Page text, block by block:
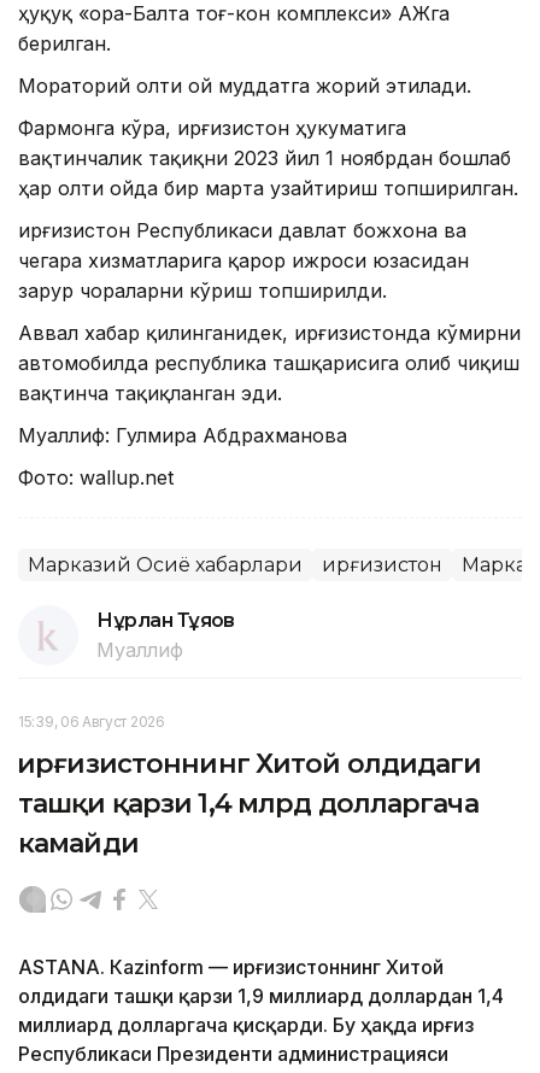
ҳуқуқ «Қора-Балта тоғ-кон комплекси» АЖга
берилган.
Мораторий олти ой муддатга жорий этилади.
Фармонга кўра, Қирғизистон ҳукуматига
вақтинчалик тақиқни 2023 йил 1 ноябрдан бошлаб
ҳар олти ойда бир марта узайтириш топширилган.
Қирғизистон Республикаси давлат божхона ва
чегара хизматларига қарор ижроси юзасидан
зарур чораларни кўриш топширилди.
Аввал хабар қилинганидек, Қирғизистонда кўмирни
автомобилда республика ташқарисига олиб чиқиш
вақтинча тақиқланган эди.
Муаллиф: Гулмира Абдрахманова
Фото: wallup.net
Марказий Осиё хабарлари Қирғизистон
Нұрлан Тұяқов
Муаллиф
15:39, 06 Август 2026
Қирғизистоннинг Хитой олдидаги
ташқи қарзи 1,4 млрд долларгача
камайди
ASTANА. Кazinform — Қирғизистоннинг Хитой
олдидаги ташқи қарзи 1,9 миллиард доллардан 1,4
миллиард долларгача қисқарди. Бу ҳақда Қирғиз
Республикаси Президенти администрацияси